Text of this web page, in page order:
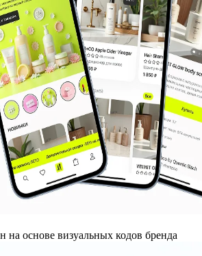
на основе визуальных кодов бренда